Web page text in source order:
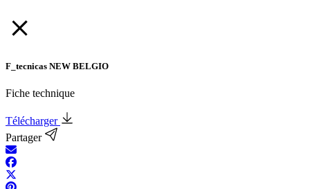
F_tecnicas NEW BELGIO
Fiche technique
Télécharger
Partager